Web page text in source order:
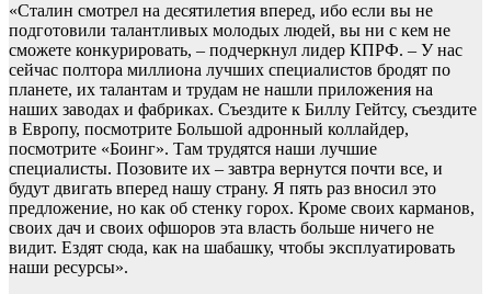
«Сталин смотрел на десятилетия вперед, ибо если вы не
подготовили талантливых молодых людей, вы ни с кем не
сможете конкурировать, – подчеркнул лидер КПРФ. – У нас
сейчас полтора миллиона лучших специалистов бродят по
планете, их талантам и трудам не нашли приложения на
наших заводах и фабриках. Съездите к Биллу Гейтсу, съездите
в Европу, посмотрите Большой адронный коллайдер,
посмотрите «Боинг». Там трудятся наши лучшие
специалисты. Позовите их – завтра вернутся почти все, и
будут двигать вперед нашу страну. Я пять раз вносил это
предложение, но как об стенку горох. Кроме своих карманов,
своих дач и своих офшоров эта власть больше ничего не
видит. Ездят сюда, как на шабашку, чтобы эксплуатировать
наши ресурсы».